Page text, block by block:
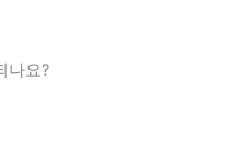
나요?